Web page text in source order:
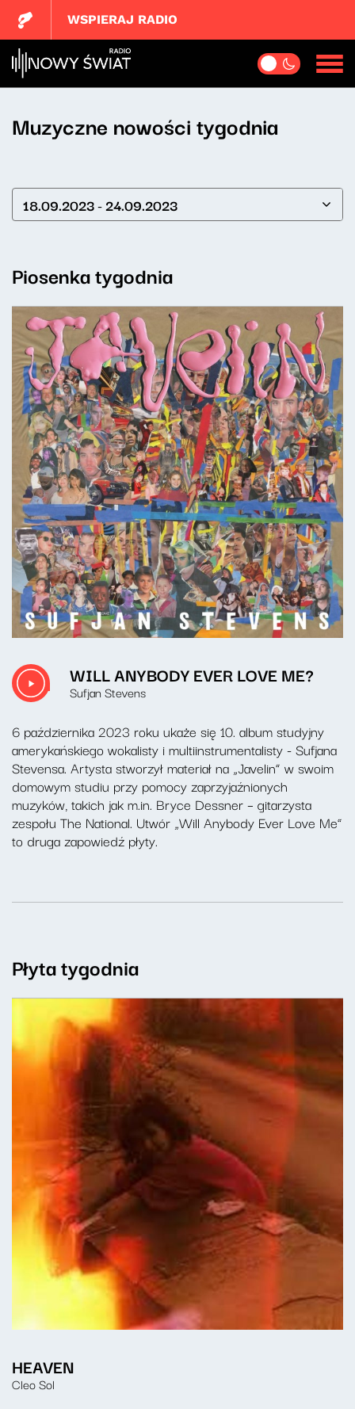
WSPIERAJ RADIO
Muzyczne nowości tygodnia
18.09.2023 - 24.09.2023
Piosenka tygodnia
WILL ANYBODY EVER LOVE ME?
Sufjan Stevens
6 października 2023 roku ukaże się 10. album studyjny
amerykańskiego wokalisty i multiinstrumentalisty - Sufjana
Stevensa. Artysta stworzył materiał na „Javelin” w swoim
domowym studiu przy pomocy zaprzyjaźnionych
muzyków, takich jak m.in. Bryce Dessner – gitarzysta
zespołu The National. Utwór „Will Anybody Ever Love Me”
to druga zapowiedź płyty.
Płyta tygodnia
HEAVEN
Cleo Sol